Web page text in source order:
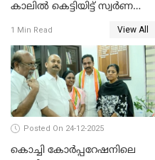
കാലിൽ കെട്ടിയിട്ട് സ്വർണവും
കൊച്ചുമകനും സുഹൃത്തും
അറസ്റ്റിൽ
1 Min Read View All
Posted On 24-12-2025
കൊച്ചി കോര്‍പ്പറേഷനിലെ